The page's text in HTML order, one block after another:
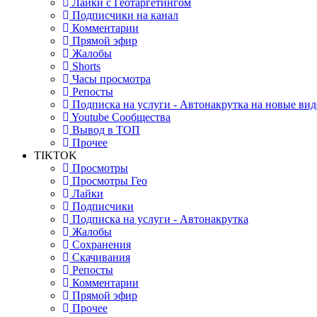
Лайки с Геотаргетингом
Подписчики на канал
Комментарии
Прямой эфир
Жалобы
Shorts
Часы просмотра
Репосты
Подписка на услуги - Автонакрутка на новые
Youtube Сообщества
Вывод в ТОП
Прочее
TIKTOK
Просмотры
Просмотры Гео
Лайки
Подписчики
Подписка на услуги - Автонакрутка
Жалобы
Сохранения
Скачивания
Репосты
Комментарии
Прямой эфир
Прочее